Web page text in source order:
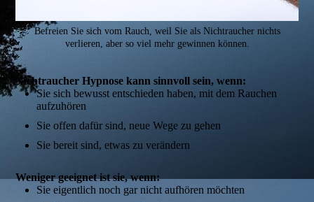
Befreien Sie sich vom Rauch, weil Sie als Nichtraucher nichts
verlieren, aber so viel mehr gewinnen können.
Nichtraucher Hypnose kann sinnvoll sein, wenn:
Sie sich bewusst entschieden haben, mit dem Rauchen
aufzuhören
Sie offen dafür sind, neue Wege zu gehen
Sie bereit sind, etwas zu verändern
Weniger geeignet ist sie, wenn:
Sie eigentlich noch gar nicht aufhören möchten